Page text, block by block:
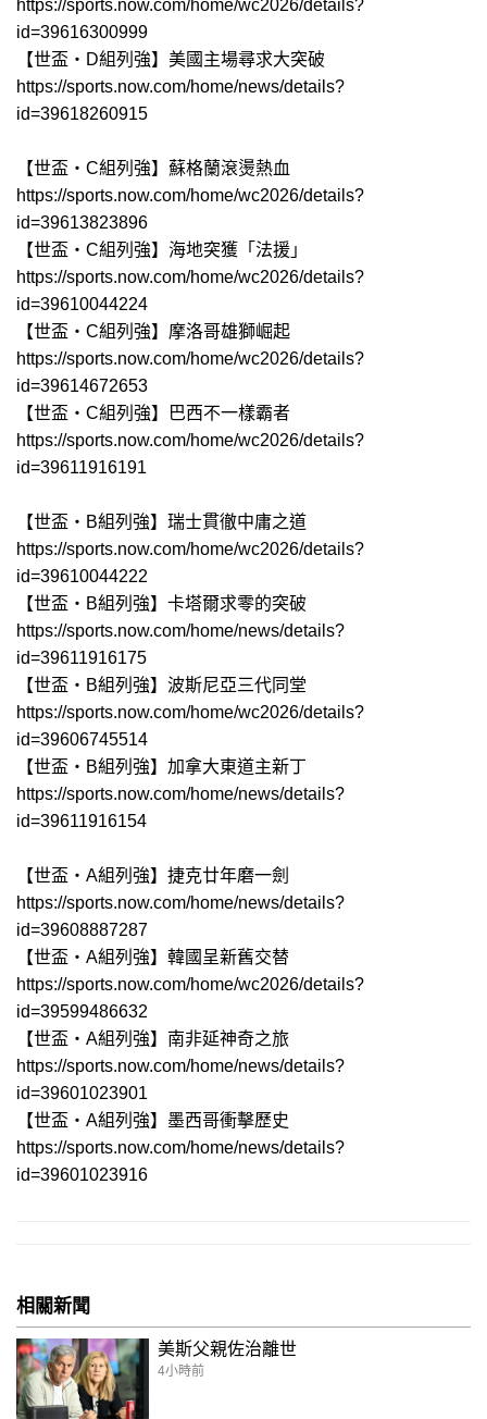
https://sports.now.com/home/wc2026/details?
id=39616300999
【世盃‧D組列強】美國主場尋求大突破
https://sports.now.com/home/news/details?
id=39618260915
【世盃‧C組列強】蘇格蘭滾燙熱血
https://sports.now.com/home/wc2026/details?
id=39613823896
【世盃‧C組列強】海地突獲「法援」
https://sports.now.com/home/wc2026/details?
id=39610044224
【世盃‧C組列強】摩洛哥雄獅崛起
https://sports.now.com/home/wc2026/details?
id=39614672653
【世盃‧C組列強】巴西不一樣霸者
https://sports.now.com/home/wc2026/details?
id=39611916191
【世盃‧B組列強】瑞士貫徹中庸之道
https://sports.now.com/home/wc2026/details?
id=39610044222
【世盃‧B組列強】卡塔爾求零的突破
https://sports.now.com/home/news/details?
id=39611916175
【世盃‧B組列強】波斯尼亞三代同堂
https://sports.now.com/home/wc2026/details?
id=39606745514
【世盃‧B組列強】加拿大東道主新丁
https://sports.now.com/home/news/details?
id=39611916154
【世盃‧A組列強】捷克廿年磨一劍
https://sports.now.com/home/news/details?
id=39608887287
【世盃‧A組列強】韓國呈新舊交替
https://sports.now.com/home/wc2026/details?
id=39599486632
【世盃‧A組列強】南非延神奇之旅
https://sports.now.com/home/news/details?
id=39601023901
【世盃‧A組列強】墨西哥衝擊歷史
https://sports.now.com/home/news/details?
id=39601023916
相關新聞
美斯父親佐治離世
4小時前